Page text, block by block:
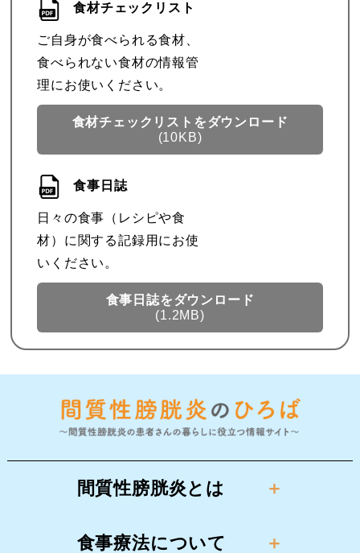
食材チェックリスト
ご自身が食べられる食材、
食べられない食材の情報管
理にお使いください。
食材チェックリストを ダウンロード
(10KB)
食事日誌
日々の食事（レシピや食
材）に関する記録用にお使
いください。
食事日誌を ダウンロード
(1.2MB)
間質性膀胱炎とは
食事療法について